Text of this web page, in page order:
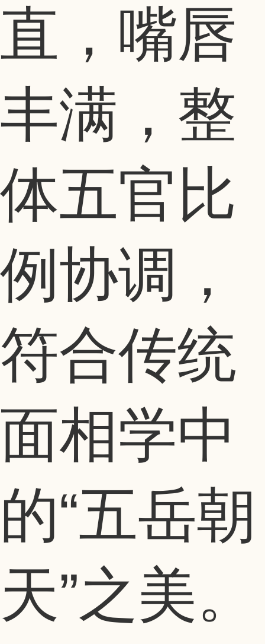
直，嘴唇
丰满，整
体五官比
例协调，
符合传统
面相学中
的“五岳朝
天”之美。